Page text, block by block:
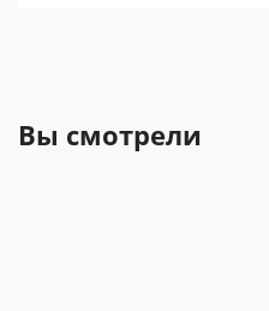
Вы смотрели